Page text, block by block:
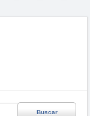
Buscar